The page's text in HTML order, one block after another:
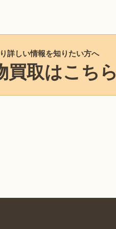
詳しい情報を知りたい方へ
買取はこちら